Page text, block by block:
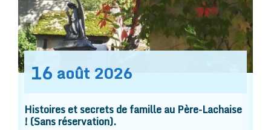
16 août 2026
Histoires et secrets de famille au Père-Lachaise
! (Sans réservation).